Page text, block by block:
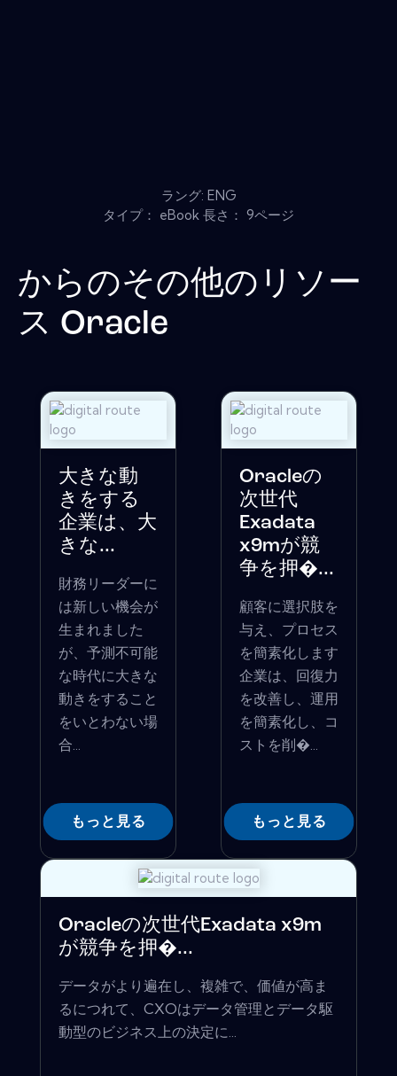
ラング: ENG
タイプ： eBook 長さ： 9ページ
からのその他のリソー
ス Oracle
大きな動
きをする
企業は、大
きな...
財務リーダーに
は新しい機会が
生まれました
が、予測不可能
な時代に大きな
動きをすること
をいとわない場
合...
もっと見る
Oracleの
次世代
Exadata
x9mが競
争を押�...
顧客に選択肢を
与え、プロセス
を簡素化します
企業は、回復力
を改善し、運用
を簡素化し、コ
ストを削�...
もっと見る
Oracleの次世代Exadata x9m
が競争を押�...
データがより遍在し、複雑で、価値が高ま
るにつれて、CXOはデータ管理とデータ駆
動型のビジネス上の決定に...